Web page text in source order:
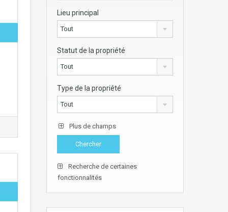
Lieu principal
Tout
Statut de la propriété
Tout
Type de la propriété
Tout
Plus de champs
Recherche de certaines
fonctionnalités